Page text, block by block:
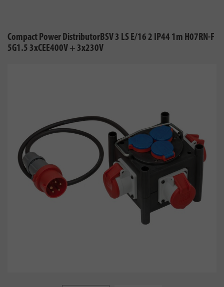
Compact Power DistributorBSV 3 LS E/16 2 IP44 1m H07RN-F
5G1.5 3xCEE400V + 3x230V